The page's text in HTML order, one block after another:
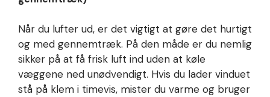
Når du lufter ud, er det vigtigt at gøre det hurtigt
og med gennemtræk. På den måde er du nemlig
sikker på at få frisk luft ind uden at køle
væggene ned unødvendigt. Hvis du lader vinduet
stå på klem i timevis, mister du varme og bruger